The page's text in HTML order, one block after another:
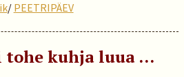
/ PEETRIPÄEV
tohe kuhja luua …